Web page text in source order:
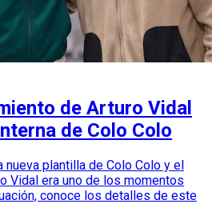
de Arturo Vidal
de Colo Colo
nueva plantilla de Colo Colo y el
Vidal era uno de los momentos
conoce los detalles de este